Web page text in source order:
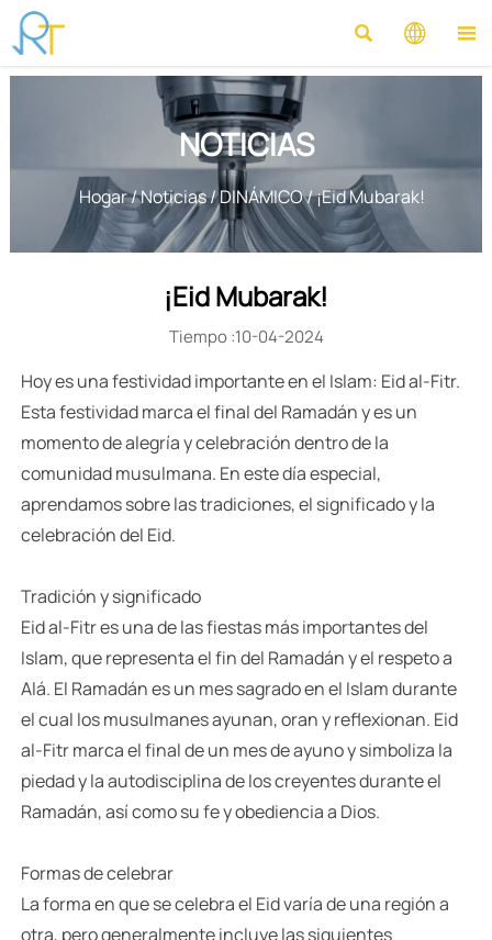
  
NOTICIAS
Hogar/Noticias/DINÁMICO/¡Eid Mubarak!
¡Eid Mubarak!
Tiempo :10-04-2024
Hoy es una festividad importante en el Islam: Eid al-Fitr.
Esta festividad marca el final del Ramadán y es un
momento de alegría y celebración dentro de la
comunidad musulmana. En este día especial,
aprendamos sobre las tradiciones, el significado y la
celebración del Eid.
Tradición y significado
Eid al-Fitr es una de las fiestas más importantes del
Islam, que representa el fin del Ramadán y el respeto a
Alá. El Ramadán es un mes sagrado en el Islam durante
el cual los musulmanes ayunan, oran y reflexionan. Eid
al-Fitr marca el final de un mes de ayuno y simboliza la
piedad y la autodisciplina de los creyentes durante el
Ramadán, así como su fe y obediencia a Dios.
Formas de celebrar
La forma en que se celebra el Eid varía de una región a
otra, pero generalmente incluye las siguientes